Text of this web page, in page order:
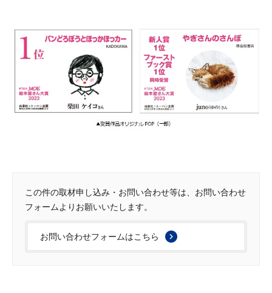
この件の取材申し込み・お問い合わせ等は、お問い合わせ
フォームよりお願いいたします。
お問い合わせフォームはこちら